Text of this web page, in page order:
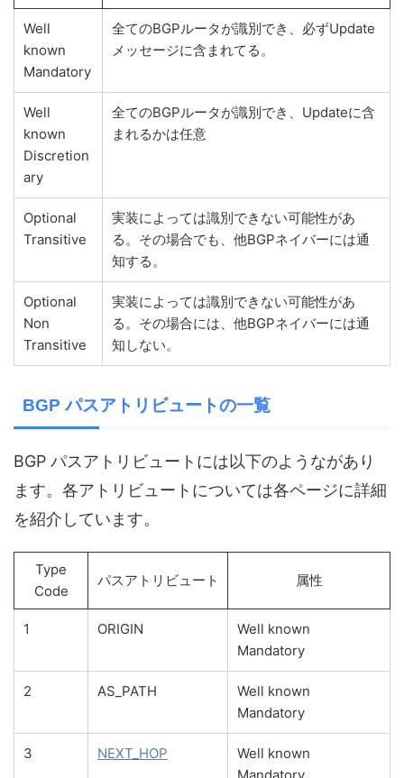
Well
known
Mandatory
全てのBGPルータが識別でき、必ずUpdate
メッセージに含まれてる。
Well
known
Discretion
ary
全てのBGPルータが識別でき、Updateに含
まれるかは任意
Optional
Transitive
実装によっては識別できない可能性があ
る。その場合でも、他BGPネイバーには通
知する。
Optional
Non
Transitive
実装によっては識別できない可能性があ
る。その場合には、他BGPネイバーには通
知しない。
BGP パスアトリビュートの一覧
BGP パスアトリビュートには以下のようながあり
ます。各アトリビュートについては各ページに詳細
を紹介しています。
Type
Code
パスアトリビュート 属性
1 ORIGIN
Well known
Mandatory
2 AS_PATH
Well known
Mandatory
3 NEXT_HOP
Well known